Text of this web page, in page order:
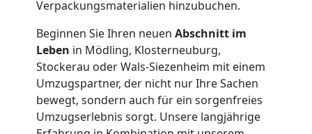
Verpackungsmaterialien hinzubuchen.
Beginnen Sie Ihren neuen Abschnitt im
Leben in Mödling, Klosterneuburg,
Stockerau oder Wals-Siezenheim mit einem
Umzugspartner, der nicht nur Ihre Sachen
bewegt, sondern auch für ein sorgenfreies
Umzugserlebnis sorgt. Unsere langjährige
Umzugshelfer